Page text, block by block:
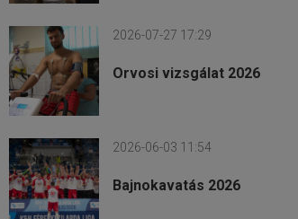
2026-07-27 17:29
Orvosi vizsgálat 2026
2026-06-03 11:54
Bajnokavatás 2026